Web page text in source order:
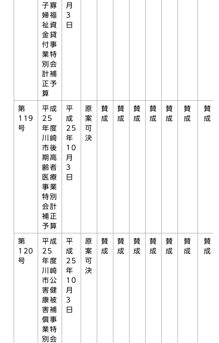
子寡
婦福
祉資
金貸
付事
業特
別会
計補
正予
算
月
3
日
第
119
号
平成
25
年度
川崎
市後
期高
齢者
医療
事業
特別
会計
補正
予算
平
成
25
年
10
月
3
日
原
案
可
決
賛
成
賛
成
賛
成
賛
成
賛
成
賛
成
賛
成
第
120
号
平成
25
年度
川崎
市公
害健
康被
害補
償事
業特
別会
平
成
25
年
10
月
3
日
原
案
可
決
賛
成
賛
成
賛
成
賛
成
賛
成
賛
成
賛
成